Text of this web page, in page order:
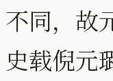
不同，故
史载倪元